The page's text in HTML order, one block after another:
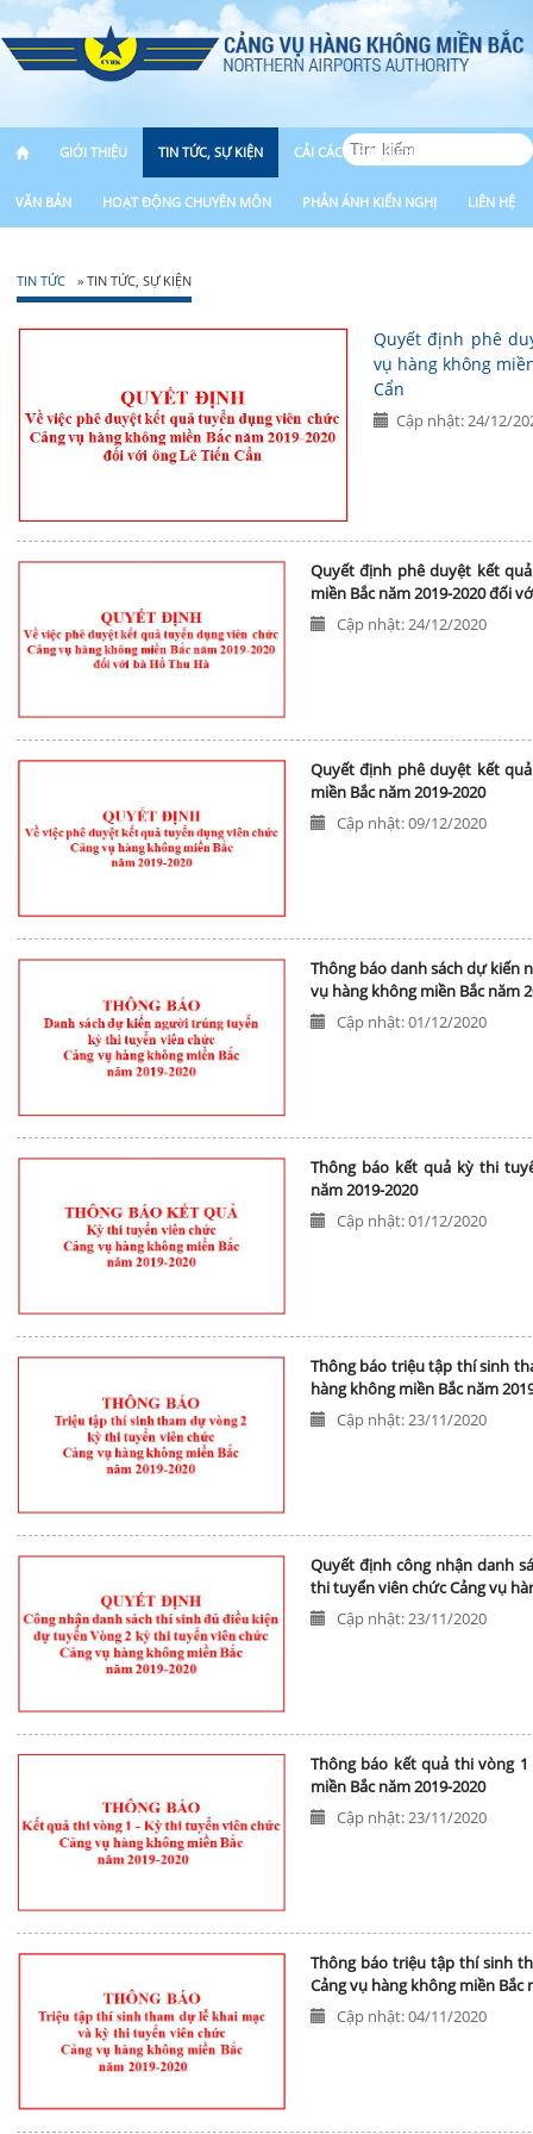
GIỚI THIỆU TIN TỨC, SỰ KIỆN CẢI CÁCH HÀNH CHÍNH
VĂN BẢN HOẠT ĐỘNG CHUYÊN MÔN PHẢN ÁNH KIẾN NGHỊ LIÊN HỆ
TIN TỨC » TIN TỨC, SỰ KIỆN
Quyết định phê
vụ hàng không
Cẩn
Cập nhật: 24/12/
Quyết định phê duyệt kết
miền Bắc năm 2019-2020 đối
Cập nhật: 24/12/2020
Quyết định phê duyệt kết
miền Bắc năm 2019-2020
Cập nhật: 09/12/2020
Thông báo danh sách dự kiến
vụ hàng không miền Bắc năm
Cập nhật: 01/12/2020
Thông báo kết quả kỳ thi
năm 2019-2020
Cập nhật: 01/12/2020
Thông báo triệu tập thí sinh
hàng không miền Bắc năm
Cập nhật: 23/11/2020
Quyết định công nhận danh
thi tuyển viên chức Cảng vụ
Cập nhật: 23/11/2020
Thông báo kết quả thi vòng
miền Bắc năm 2019-2020
Cập nhật: 23/11/2020
Thông báo triệu tập thí sinh
Cảng vụ hàng không miền Bắc
Cập nhật: 04/11/2020